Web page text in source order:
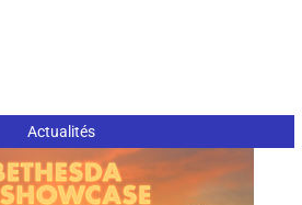
Actualités